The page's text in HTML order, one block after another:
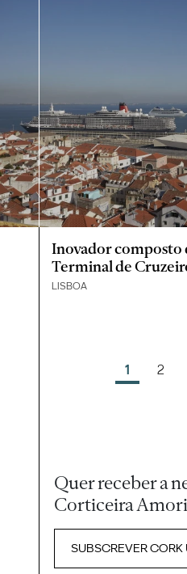
Inovador composto
Terminal de
LISBOA
1 2
Quer receber a
Corticeira
SUBSCREVER CORK